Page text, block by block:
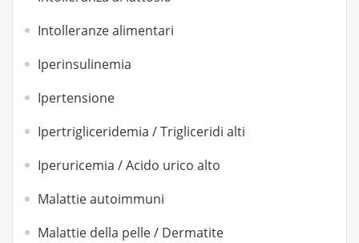
Intolleranze alimentari
Iperinsulinemia
Ipertensione
Ipertrigliceridemia / Trigliceridi alti
Iperuricemia / Acido urico alto
Malattie autoimmuni
Malattie della pelle / Dermatite